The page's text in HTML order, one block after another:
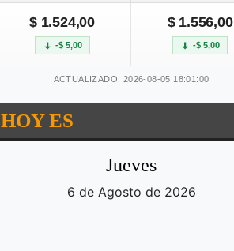
$ 1.524,00
-$ 5,00
$ 1.556,00
-$ 5,00
ACTUALIZADO: 2026-08-05 18:01:00
HOY ES
Jueves
6 de Agosto de 2026